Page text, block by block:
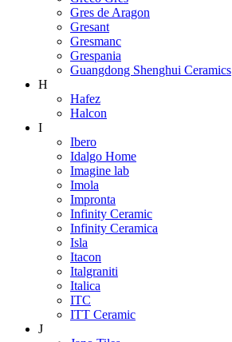
Gres de Aragon
Gresant
Gresmanc
Grespania
Guangdong Shenghui Ceramics
H
Hafez
Halcon
I
Ibero
Idalgo Home
Imagine lab
Imola
Impronta
Infinity Ceramic
Infinity Ceramica
Isla
Itacon
Italgraniti
Italica
ITC
ITT Ceramic
J